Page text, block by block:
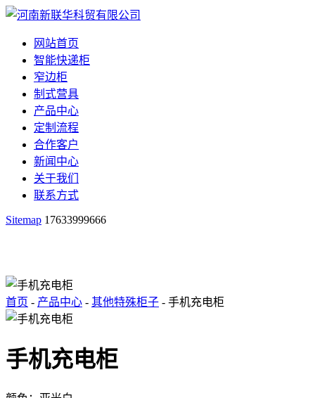
网站首页
智能快递柜
窄边柜
制式营具
产品中心
定制流程
合作客户
新闻中心
关于我们
联系方式
Sitemap 17633999666
首页 - 产品中心 - 其他特殊柜子 - 手机充电柜
手机充电柜